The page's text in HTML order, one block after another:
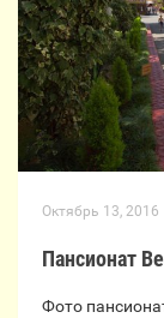
Октябрь 13, 2016
Пансионат
Фото